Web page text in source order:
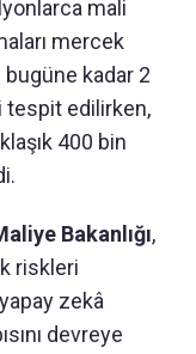
mali
mercek
bugüne kadar 2
tespit edilirken,
400 bin
Bakanlığı,
riskleri
zekâ
devreye